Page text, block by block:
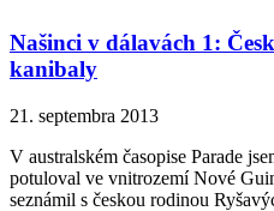
Našinci v dálavách 1:
kanibaly
21. septembra 2013
V australském časopise Parade
potuloval ve vnitrozemí Nové
seznámil s českou rodinou